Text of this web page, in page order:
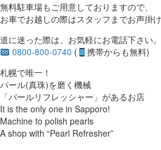
無料駐車場もご用意しておりますので、
お車でお越しの際はスタッフまでお声掛け
道に迷った際は、お気軽にお電話下さい。
0800-800-0740 (
携帯からも無料)
札幌で唯一！
パール(真珠)を磨く機械
「パールリフレッシャー」があるお店
It is the only one in Sapporo!
Machine to polish pearls
A shop with “Pearl Refresher”